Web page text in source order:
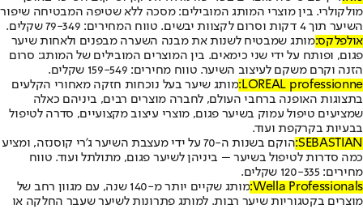
מולקולרי. בין מוצרי המותג המובילים: מסכה ללא שטיפה המבטיחה שיפור
השיער תוך 4 דקות וסרום לקצוות יבשים. טווח המחירים: 79-349 שקלים.
אולפלקס:מותג שמבטיח לשנות את מבנה השערה מבפנים ולאחות שיער
פגום, ופותח על ידי שני כימאים. בין המוצרים המובילים של המותג: סרום
הזנה וקרם משקם לעיצוב השיער. טווח מחירים: 159-549 שקלים.
LOREAL professionne: מותג שיער בעל נוכחות חזקה מאחורי הקלעים
בתצוגות האופנה ברחבי העולם, לחברה מוצרים רבים, ביניהם כאלה
שמציעים טיפול עמוק בשיער פגום, מוצרי עיצוב מקצועיים, סדרה לטיפול
בבעיות בקרקפת ועוד.
SEBASTIAN:
הוקם בשנות ה-70 על ידי מעצבת השיער ג'רי קוסנזה, ומציע
כמה סדרות לטיפול בשיער – ביניהן לשיער פגום, מתולתל ועוד. טווח
מחירים: 120-335 שקלים.
Wella Professionals:
מותג שקיים יותר מ-140 שנה, עם מגוון רחב של
מוצרים בקטגוריות שיער רבות. למותג פתרונות לשיער שעבר החלקה או